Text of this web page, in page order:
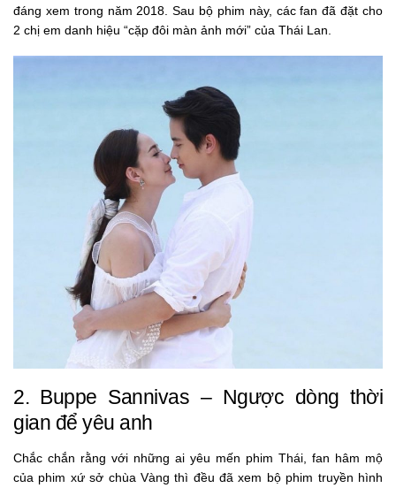
đáng xem trong năm 2018. Sau bộ phim này, các fan đã đặt cho
2 chị em danh hiệu “cặp đôi màn ảnh mới” của Thái Lan.
2. Buppe Sannivas – Ngược dòng thời
gian để yêu anh
Chắc chắn rằng với những ai yêu mến phim Thái, fan hâm mộ
của phim xứ sở chùa Vàng thì đều đã xem bộ phim truyền hình